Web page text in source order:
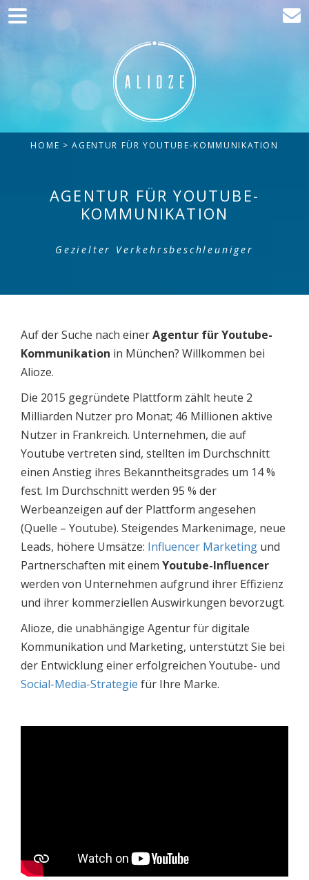
Home
Entwicklung
HOME > AGENTUR FÜR YOUTUBE-KOMMUNIKATION
AGENTUR FÜR YOUTUBE-
KOMMUNIKATION
Gezielter Verkehrsbeschleuniger
Auf der Suche nach einerAgentur für Youtube-
Kommunikation in München? Willkommen bei
Alioze.
Die 2015 gegründete Plattform zählt heute 2
Milliarden Nutzer pro Monat; 46 Millionen aktive
Nutzer in Frankreich. Unternehmen, die auf
Youtube vertreten sind, stellten im Durchschnitt
einen Anstieg ihres Bekanntheitsgrades um 14 %
fest. Im Durchschnitt werden 95 % der
Werbeanzeigen auf der Plattform angesehen
(Quelle – Youtube). Steigendes Markenimage, neue
Leads, höhere Umsätze: Influencer Marketing und
Partnerschaften mit einem Youtube-Influencer
werden von Unternehmen aufgrund ihrer Effizienz
und ihrer kommerziellen Auswirkungen bevorzugt.
Alioze, die unabhängige Agentur für digitale
Kommunikation und Marketing, unterstützt Sie bei
der Entwicklung einer erfolgreichen Youtube- und
Social-Media-Strategie für Ihre Marke.